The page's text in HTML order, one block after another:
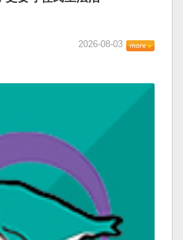
2026-08-03